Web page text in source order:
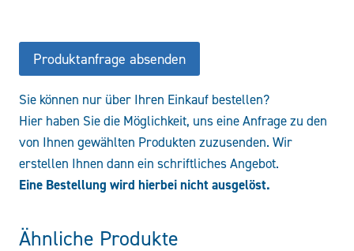
Produktanfrage absenden
Sie können nur über Ihren Einkauf bestellen?
Hier haben Sie die Möglichkeit, uns eine Anfrage zu den
von Ihnen gewählten Produkten zuzusenden. Wir
erstellen Ihnen dann ein schriftliches Angebot.
Eine Bestellung wird hierbei nicht ausgelöst.
Ähnliche Produkte